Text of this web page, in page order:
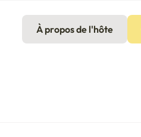
À propos de l'hôte